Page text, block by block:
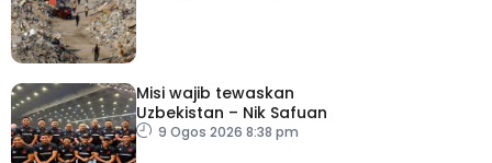
Misi wajib tewaskan
Uzbekistan – Nik Safuan
9 Ogos 2026 8:38 pm